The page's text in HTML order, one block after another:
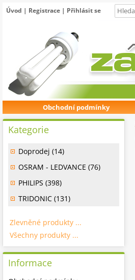
Úvod | Registrace | Přihlásit se
Obchodní podmínky
Kategorie
Doprodej (14)
OSRAM - LEDVANCE (76)
PHILIPS (398)
TRIDONIC (131)
Zlevněné produkty ...
Všechny produkty ...
Informace